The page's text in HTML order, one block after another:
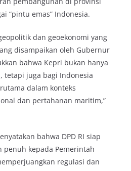
“pintu emas” Indonesia.
dan geoekonomi yang
disampaikan oleh Gubernur
bahwa Kepri bukan hanya
tetapi juga bagi Indonesia
dalam konteks
dan pertahanan maritim,”
bahwa DPD RI siap
penuh kepada Pemerintah
regulasi dan